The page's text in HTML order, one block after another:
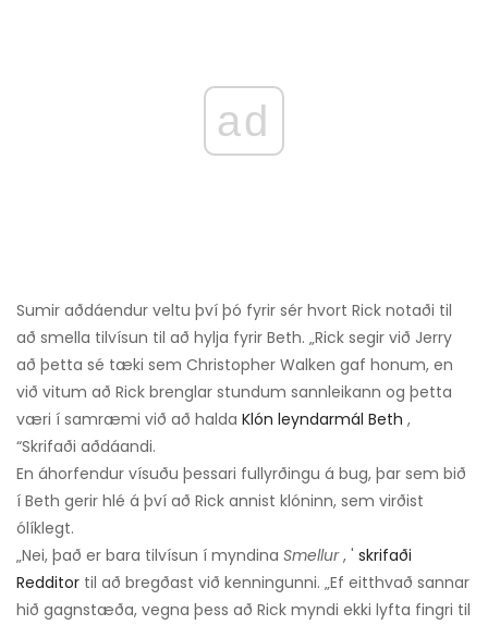
ad
Sumir aðdáendur veltu því þó fyrir sér hvort Rick notaði til
að smella tilvísun til að hylja fyrir Beth. „Rick segir við Jerry
að þetta sé tæki sem Christopher Walken gaf honum, en
við vitum að Rick brenglar stundum sannleikann og þetta
væri í samræmi við að halda Klón leyndarmál Beth ,
“Skrifaði aðdáandi.
En áhorfendur vísuðu þessari fullyrðingu á bug, þar sem bið
í Beth gerir hlé á því að Rick annist klóninn, sem virðist
ólíklegt.
„Nei, það er bara tilvísun í myndina Smellur, ' skrifaði
Redditor til að bregðast við kenningunni. „Ef eitthvað sannar
hið gagnstæða, vegna þess að Rick myndi ekki lyfta fingri til